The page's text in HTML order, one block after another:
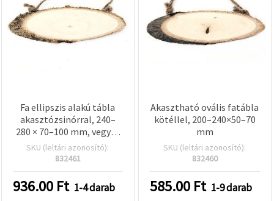
Fa ellipszis alakú tábla
akasztózsinórral, 240–
280 × 70–100 mm, vegyes
méretek
SKU (leltári azonosító):
832461
936.00 Ft 1-4 darab
Akasztható ovális fatábla
kötéllel, 200–240×50–70
mm
SKU (leltári azonosító):
832460
585.00 Ft 1-9 darab